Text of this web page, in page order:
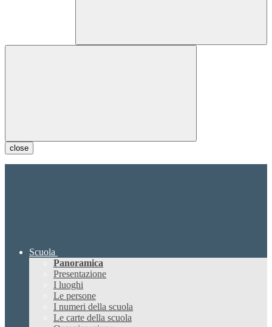
close
Scuola
Panoramica
Presentazione
I luoghi
Le persone
I numeri della scuola
Le carte della scuola